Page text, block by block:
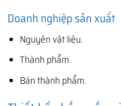
Doanh nghiệp sản xuất
Nguyên vật liệu.
Thành phẩm.
Bán thành phẩm.